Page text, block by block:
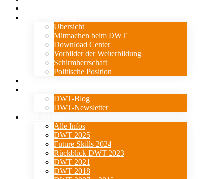
Übersicht
Mitmachen beim DWT
Download Center
Vorbilder der Weiterbildung
Schirmherrschaft
Politische Position
DWT-Blog
DWT-Newsletter
Alle Infos
DWT 2025
Future Skills 2024
Rückblick DWT 2023
DWT 2021
DWT 2018